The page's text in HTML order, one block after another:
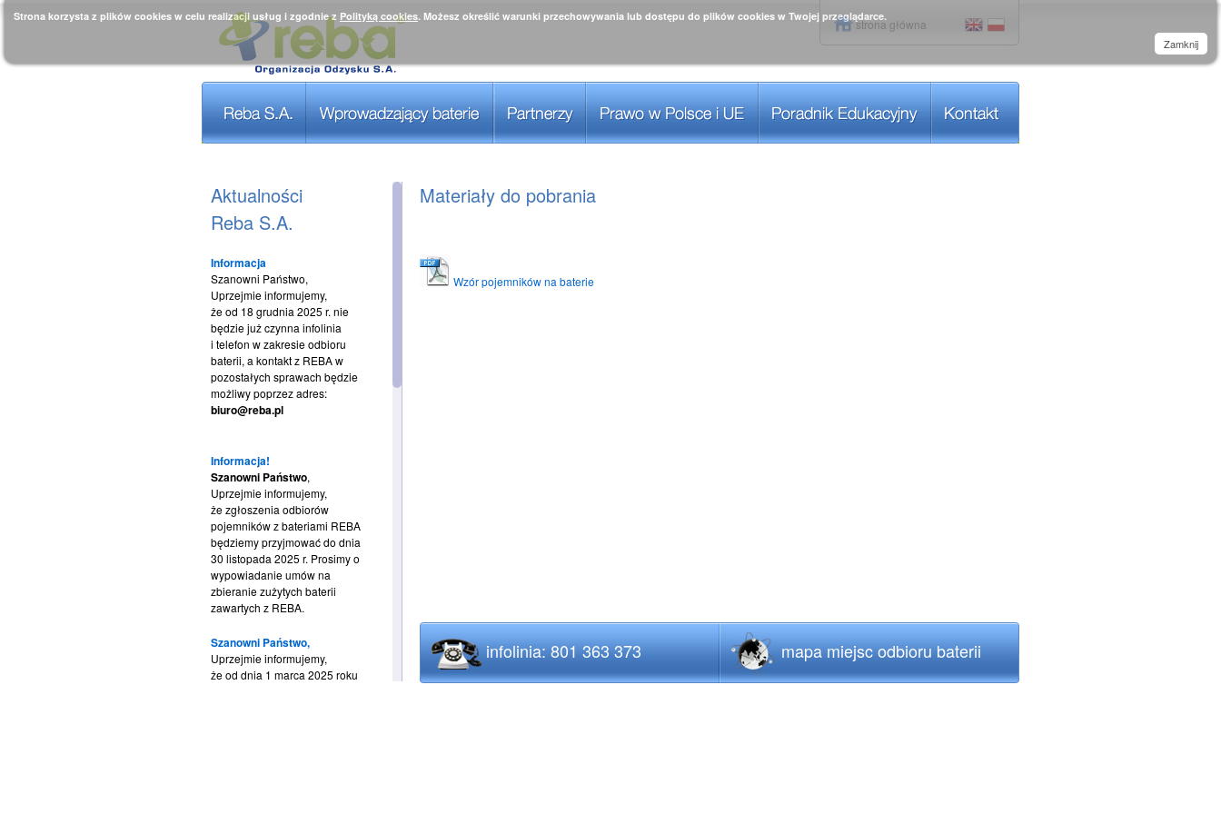
strona główna
Aktualności
Reba S.A.
Informacja
Szanowni Państwo,
Uprzejmie informujemy,
że od 18 grudnia 2025 r. nie
będzie już czynna infolinia
i telefon w zakresie odbioru
baterii, a kontakt z REBA w
pozostałych sprawach będzie
możliwy poprzez adres:
biuro@reba.pl
Informacja!
Szanowni Państwo,
Uprzejmie informujemy,
że zgłoszenia odbiorów
pojemników z bateriami REBA
będziemy przyjmować do dnia
30 listopada 2025 r. Prosimy o
wypowiadanie umów na
zbieranie zużytych baterii
zawartych z REBA.
Szanowni Państwo,
Uprzejmie informujemy,
że od dnia 1 marca 2025 roku
Materiały do pobrania
Wzór pojemników na baterie
infolinia: 801 363 373 mapa miejsc odbioru baterii
Strona korzysta z plików cookies w celu realizacji usług i zgodnie z Polityką cookies. Możesz określić warunki przechowywania lub dostępu do plików cookies w Twojej przeglądarce.
Zamknij